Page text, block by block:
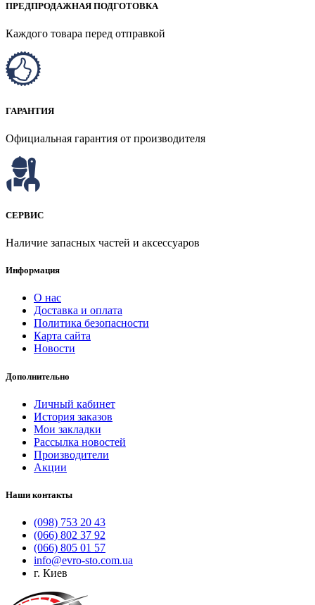
ПРЕДПРОДАЖНАЯ ПОДГОТОВКА
Каждого товара перед отправкой
ГАРАНТИЯ
Официальная гарантия от производителя
СЕРВИС
Наличие запасных частей и аксессуаров
Информация
О нас
Доставка и оплата
Политика безопасности
Карта сайта
Новости
Дополнительно
Личный кабинет
История заказов
Мои закладки
Рассылка новостей
Производители
Акции
Наши контакты
(098) 753 20 43
(066) 802 37 92
(066) 805 01 57
info@evro-sto.com.ua
г. Киев